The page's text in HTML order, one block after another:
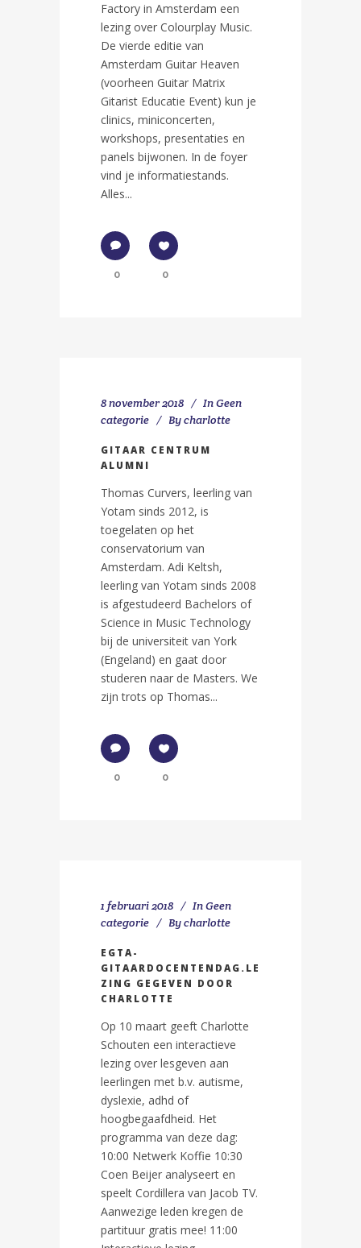
Factory in Amsterdam een
lezing over Colourplay Music.
De vierde editie van
Amsterdam Guitar Heaven
(voorheen Guitar Matrix
Gitarist Educatie Event) kun je
clinics, miniconcerten,
workshops, presentaties en
panels bijwonen. In de foyer
vind je informatiestands.
Alles...
0 0
8 november 2018 InGeen
categorie
Bycharlotte
GITAAR CENTRUM
ALUMNI
Thomas Curvers, leerling van
Yotam sinds 2012, is
toegelaten op het
conservatorium van
Amsterdam. Adi Keltsh,
leerling van Yotam sinds 2008
is afgestudeerd Bachelors of
Science in Music Technology
bij de universiteit van York
(Engeland) en gaat door
studeren naar de Masters. We
zijn trots op Thomas...
0 0
1 februari 2018 InGeen
categorie
Bycharlotte
EGTA-
GITAARDOCENTENDAG.LE
ZING GEGEVEN DOOR
CHARLOTTE
Op 10 maart geeft Charlotte
Schouten een interactieve
lezing over lesgeven aan
leerlingen met b.v. autisme,
dyslexie, adhd of
hoogbegaafdheid. Het
programma van deze dag:
10:00 Netwerk Koffie 10:30
Coen Beijer analyseert en
speelt Cordillera van Jacob TV.
Aanwezige leden kregen de
partituur gratis mee! 11:00